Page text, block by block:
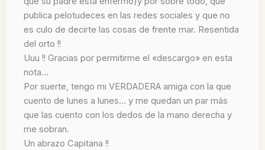
publica pelotudeces en las redes sociales y que no
es culo de decirte las cosas de frente mar. Resentida
del orto !!
Uuu !! Gracias por permitirme el «descargo» en esta
nota…
Por suerte, tengo mi VERDADERA amiga con la que
cuento de lunes a lunes… y me quedan un par más
que las cuento con los dedos de la mano derecha y
me sobran.
Un abrazo Capitana !!